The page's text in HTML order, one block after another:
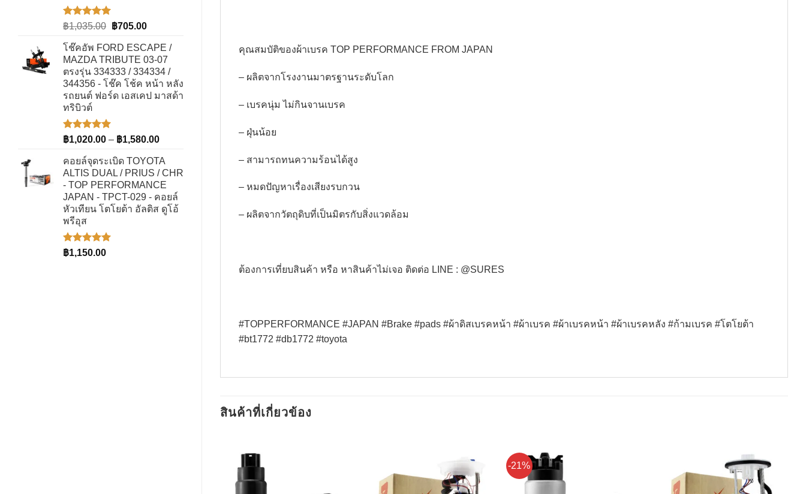
ให้คะแนน
1-5
คะแนน
฿1,035.00 Original
was:
฿1,035.00.
฿705.00Current
is:
฿705.00.
โช๊คอัพ FORD ESCAPE /
MAZDA TRIBUTE 03-07
ตรงรุ่น 334333 / 334334 /
344356 - โช๊ค โช้ค หน้า หลัง
รถยนต์ ฟอร์ด เอสเคป มาสด้า
ทริบิวต์
ให้คะแนน
1-5
คะแนน
฿1,020.00 – ฿1,580.00Price
฿1,020.00
through
฿1,580.00
คอยล์จุดระเบิด TOYOTA
ALTIS DUAL / PRIUS / CHR
- TOP PERFORMANCE
JAPAN - TPCT-029 - คอยล์
หัวเทียน โตโยต้า อัลติส ดูโอ้
พรีอุส
ให้คะแนน
฿1,150.00
คุณสมบัติของผ้าเบรค TOP PERFORMANCE FROM JAPAN
– ผลิตจากโรงงานมาตรฐานระดับโลก
– เบรคนุ่ม ไม่กินจานเบรค
– ฝุ่นน้อย
– สามารถทนความร้อนได้สูง
– หมดปัญหาเรื่องเสียงรบกวน
– ผลิตจากวัตถุดิบที่เป็นมิตรกับสิ่งแวดล้อม
ต้องการเที่ยบสินค้า หรือ หาสินค้าไม่เจอ ติดต่อ LINE : @SURES
#TOPPERFORMANCE #JAPAN #Brake #pads #ผ้าดิสเบรคหน้า #ผ้าเบรค #ผ้าเบรคหน้า #ผ้าเบรคหลัง #ก้ามเบรค #โตโยต้า
#bt1772 #db1772 #toyota
สินค้าที่เกี่ยวข้อง
-21%